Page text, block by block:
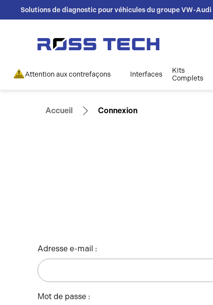
Solutions de diagnostic pour véhicules du groupe VW-Audi
Interfaces
Kits
Complets
Attention aux contrefaçons
Accueil Connexion
Adresse e-mail :
Mot de passe :